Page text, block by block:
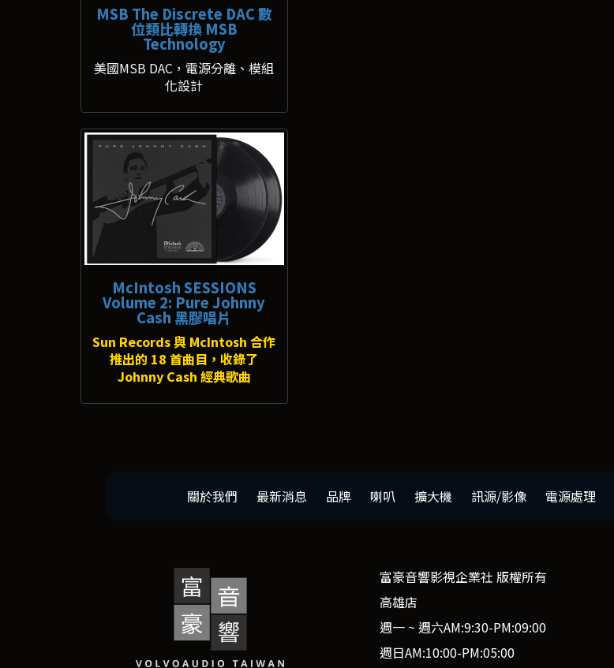
MSB The Discrete DAC 數
位類比轉換 MSB
Technology
美國MSB DAC，電源分離、模組
化設計
McIntosh SESSIONS
Volume 2: Pure Johnny
Cash 黑膠唱片
Sun Records 與 McIntosh 合作
推出的 18 首曲目，收錄了
Johnny Cash 經典歌曲
關於我們 最新消息 品牌 喇叭 擴大機 訊源/影像 電源處理
富豪音響影視企業社 版權所有
高雄店
週一 ~ 週六AM:9:30-PM:09:00
週日AM:10:00-PM:05:00